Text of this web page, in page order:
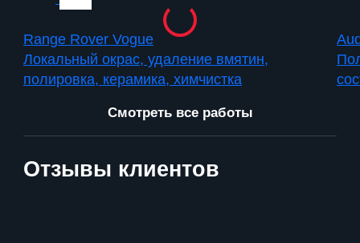
Range Rover Vogue
Локальный окрас, удаление вмятин,
полировка, керамика, химчистка
Смотреть все работы
Отзывы клиентов